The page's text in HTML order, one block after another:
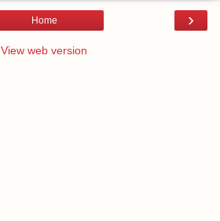
›
Home
View web version